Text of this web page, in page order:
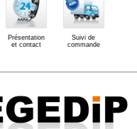
Présentation
et contact
Suivi de
commande